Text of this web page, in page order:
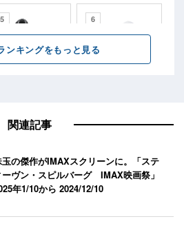
関連記事
玉の傑作がIMAXスクリーンに。「ステ
ーヴン・スピルバーグ IMAX映画祭」
年1/10から2024/12/10